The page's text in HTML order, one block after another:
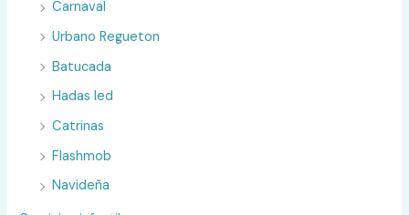
Carnaval
Urbano Regueton
Batucada
Hadas led
Catrinas
Flashmob
Navideña